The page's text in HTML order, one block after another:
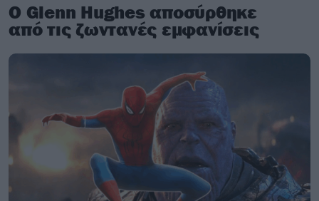
Ο Glenn Hughes αποσύρθηκε
από τις ζωντανές εμφανίσεις